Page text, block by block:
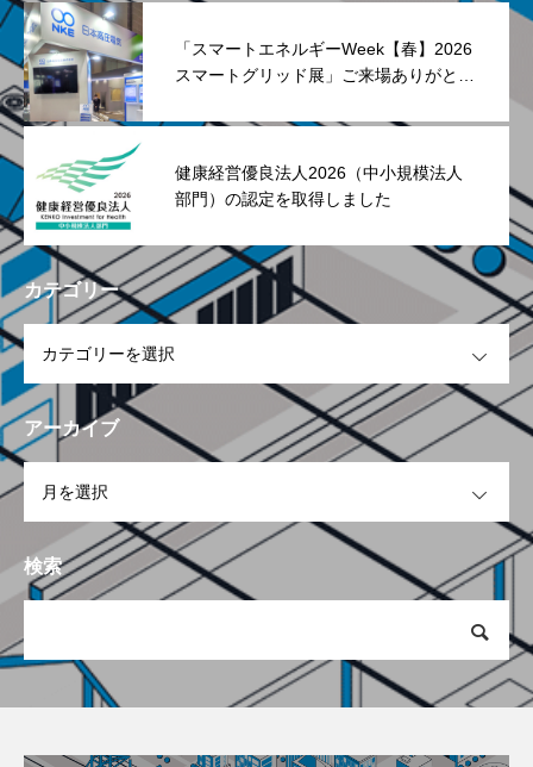
「スマートエネルギーWeek【春】2026
スマートグリッド展」ご来場ありがとう
健康経営優良法人2026（中小規模法人
部門）の認定を取得しました
カテゴリー
アーカイブ
検索